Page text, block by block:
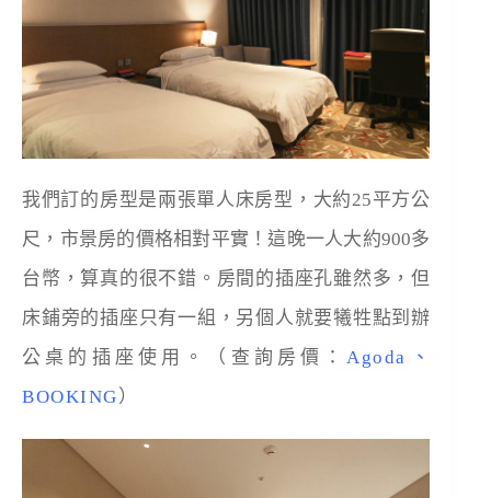
我們訂的房型是兩張單人床房型，大約25平方公
尺，市景房的價格相對平實！這晚一人大約900多
台幣，算真的很不錯。房間的插座孔雖然多，但
床鋪旁的插座只有一組，另個人就要犧牲點到辦
公桌的插座使用。（查詢房價：Agoda
、
BOOKING）